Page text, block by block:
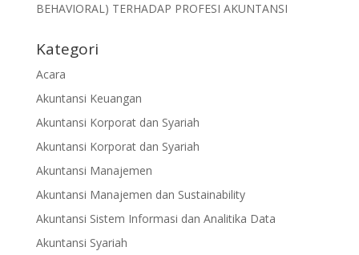
BEHAVIORAL) TERHADAP PROFESI AKUNTANSI
Kategori
Acara
Akuntansi Keuangan
Akuntansi Korporat dan Syariah
Akuntansi Korporat dan Syariah
Akuntansi Manajemen
Akuntansi Manajemen dan Sustainability
Akuntansi Sistem Informasi dan Analitika Data
Akuntansi Syariah